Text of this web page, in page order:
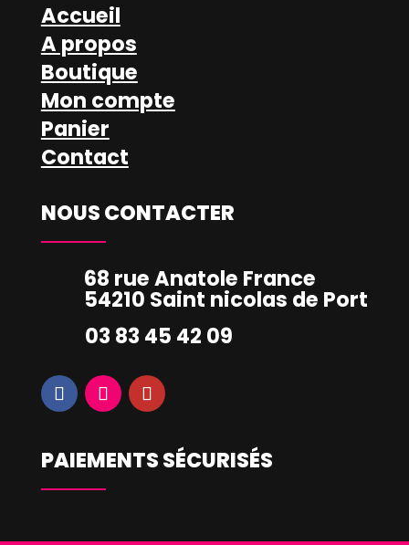
Accueil
A propos
Boutique
Mon compte
Panier
Contact
NOUS CONTACTER
68 rue Anatole France
54210 Saint nicolas de Port
03 83 45 42 09
PAIEMENTS SÉCURISÉS